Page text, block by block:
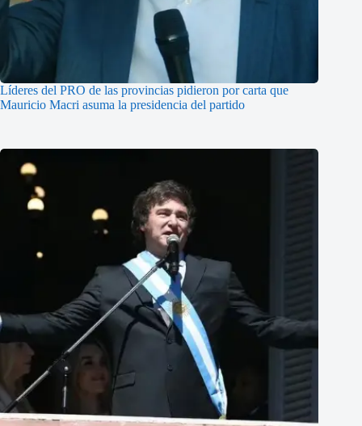
Líderes del PRO de las provincias pidieron por carta que
Mauricio Macri asuma la presidencia del partido